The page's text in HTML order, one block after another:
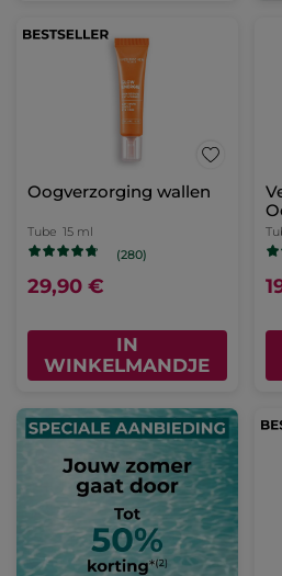
Oogverzorging wallen
Tube 15 ml
(280)
29,90 €
IN
WINKELMANDJE